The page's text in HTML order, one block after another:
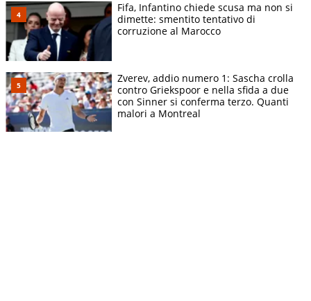
Fifa, Infantino chiede scusa ma non si
dimette: smentito tentativo di
corruzione al Marocco
Zverev, addio numero 1: Sascha crolla
contro Griekspoor e nella sfida a due
con Sinner si conferma terzo. Quanti
malori a Montreal